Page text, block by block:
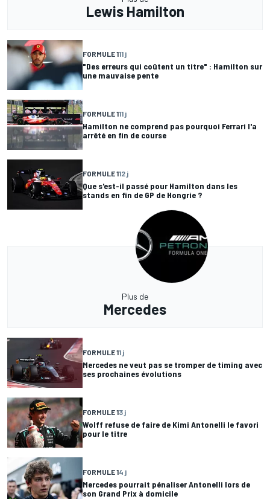
Lewis Hamilton
FORMULE 111 j
"Des erreurs qui coûtent un titre" : Hamilton sur
une mauvaise pente
FORMULE 111 j
Hamilton ne comprend pas pourquoi Ferrari l'a
arrêté en fin de course
FORMULE 112 j
Que s'est-il passé pour Hamilton dans les
stands en fin de GP de Hongrie ?
Plus de
Mercedes
FORMULE 11 j
Mercedes ne veut pas se tromper de timing avec
ses prochaines évolutions
FORMULE 13 j
Wolff refuse de faire de Kimi Antonelli le favori
pour le titre
FORMULE 14 j
Mercedes pourrait pénaliser Antonelli lors de
son Grand Prix à domicile